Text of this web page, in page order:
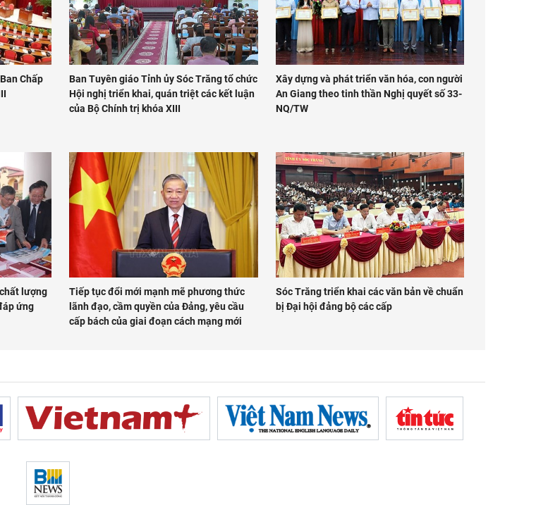
Chấp
Ban Tuyên giáo Tỉnh ủy Sóc Trăng tổ chức
Hội nghị triển khai, quán triệt các kết luận
của Bộ Chính trị khóa XIII
Xây dựng và phát triển văn hóa, con người
An Giang theo tinh thần Nghị quyết số 33-
NQ/TW
lượng
ứng
Tiếp tục đổi mới mạnh mẽ phương thức
lãnh đạo, cầm quyền của Đảng, yêu cầu
cấp bách của giai đoạn cách mạng mới
Sóc Trăng triển khai các văn bản về chuẩn
bị Đại hội đảng bộ các cấp